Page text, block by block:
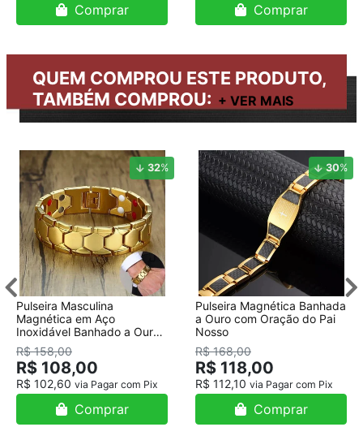
Comprar Comprar
QUEM COMPROU ESTE PRODUTO,
TAMBÉM COMPROU:
32%
Pulseira Masculina
Magnética em Aço
Inoxidável Banhado a Ouro
18K
R$ 158,00
R$ 108,00
R$ 102,60 via Pagar com Pix
Comprar
30%
Pulseira Magnética Banhada
a Ouro com Oração do Pai
Nosso
R$ 168,00
R$ 118,00
R$ 112,10 via Pagar com Pix
Comprar